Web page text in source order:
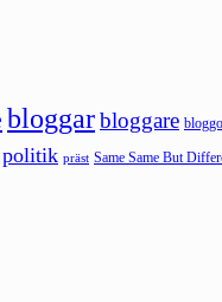
bloggarbloggare
politik präst Same Same But